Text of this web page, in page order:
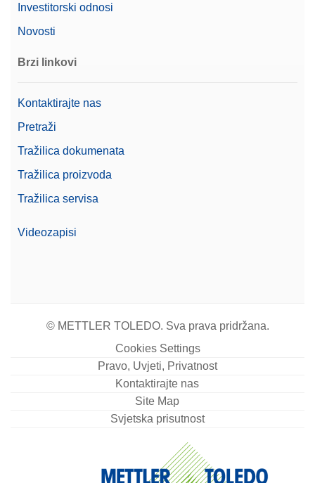
Investitorski odnosi
Novosti
Brzi linkovi
Kontaktirajte nas
Pretraži
Tražilica dokumenata
Tražilica proizvoda
Tražilica servisa
Videozapisi
© METTLER TOLEDO. Sva prava pridržana.
Cookies Settings
Pravo, Uvjeti, Privatnost
Kontaktirajte nas
Site Map
Svjetska prisutnost